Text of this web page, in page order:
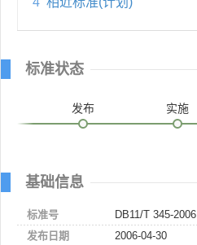
标准状态
发布 实施
基础信息
标准号
DB11/T 345-2006
发布日期
2006-04-30